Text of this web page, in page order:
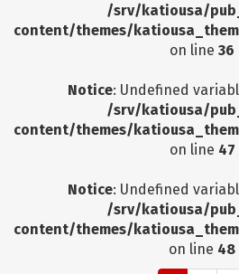
/srv/katiousa/
content/themes/
on line 36
Notice: Undefined
/srv/katiousa/
content/themes/
on line 47
Notice: Undefined
/srv/katiousa/
content/themes/
on line 48